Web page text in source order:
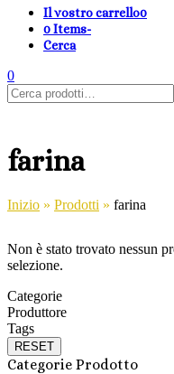
Il vostro carrello0
0 Items-
Cerca
0shopping-
basket
Area
Clienti
search
cambia
lingua
Carrello
Cerca:
farina
Inizio » Prodotti » farina
Non è stato trovato nessun
selezione.
Categorie
Produttore
Tags
RESET
Categorie Prodotto